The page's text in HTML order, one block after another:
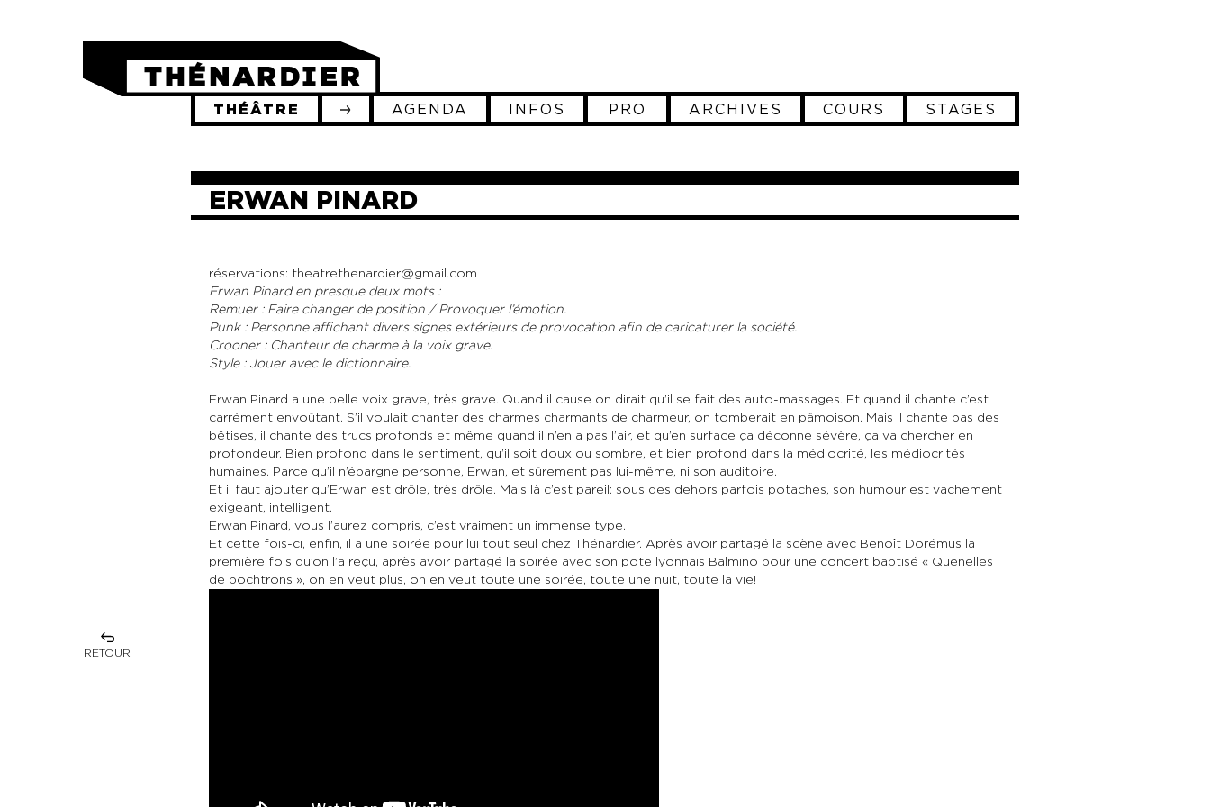
THÉÂTRE AGENDA INFOS PRO ARCHIVES COURS STAGES
RETOUR
ERWAN PINARD
réservations: theatrethenardier@gmail.com
Erwan Pinard en presque deux mots :
Remuer : Faire changer de position / Provoquer l’émotion.
Punk : Personne affichant divers signes extérieurs de provocation afin de caricaturer la société.
Crooner : Chanteur de charme à la voix grave.
Style : Jouer avec le dictionnaire.
Erwan Pinard a une belle voix grave, très grave. Quand il cause on dirait qu’il se fait des auto-massages. Et quand il chante c’est
carrément envoûtant. S’il voulait chanter des charmes charmants de charmeur, on tomberait en pâmoison. Mais il chante pas des
bêtises, il chante des trucs profonds et même quand il n’en a pas l’air, et qu’en surface ça déconne sévère, ça va chercher en
profondeur. Bien profond dans le sentiment, qu’il soit doux ou sombre, et bien profond dans la médiocrité, les médiocrités
humaines. Parce qu’il n’épargne personne, Erwan, et sûrement pas lui-même, ni son auditoire.
Et il faut ajouter qu’Erwan est drôle, très drôle. Mais là c’est pareil: sous des dehors parfois potaches, son humour est vachement
exigeant, intelligent.
Erwan Pinard, vous l’aurez compris, c’est vraiment un immense type.
Et cette fois-ci, enfin, il a une soirée pour lui tout seul chez Thénardier. Après avoir partagé la scène avec Benoît Dorémus la
première fois qu’on l’a reçu, après avoir partagé la soirée avec son pote lyonnais Balmino pour une concert baptisé « Quenelles
de pochtrons », on en veut plus, on en veut toute une soirée, toute une nuit, toute la vie!